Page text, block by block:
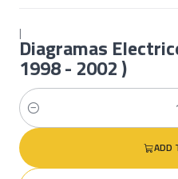
|
Diagramas
1998 - 2002 )
Quantity
ADD